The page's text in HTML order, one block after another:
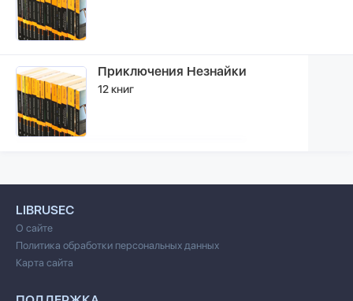
Приключения Незнайки
12 книг
LIBRUSEC
О сайте
Политика обработки персональных данных
Карта сайта